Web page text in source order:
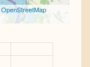
OpenStreetMap